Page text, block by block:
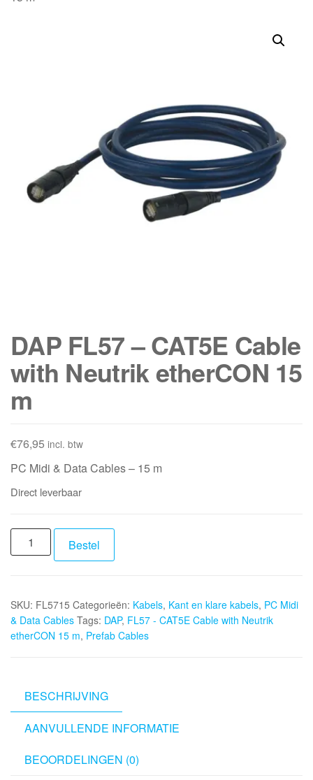
DAP FL57 – CAT5E Cable
with Neutrik etherCON 15
m
€76,95 incl. btw
PC Midi & Data Cables – 15 m
Direct leverbaar
DAP
FL57
Cable
with
Neutrik
aantal
Bestel
SKU: FL5715 Categorieën: Kabels, Kant en klare kabels, PC Midi
& Data Cables Tags: DAP, FL57 - CAT5E Cable with Neutrik
etherCON 15 m, Prefab Cables
BESCHRIJVING
AANVULLENDE INFORMATIE
BEOORDELINGEN (0)